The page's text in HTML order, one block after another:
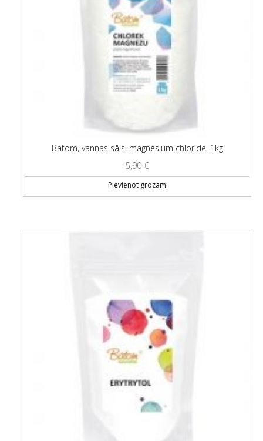
Batom, vannas sāls, magnesium chloride, 1kg
5,90 €
Pievienot grozam